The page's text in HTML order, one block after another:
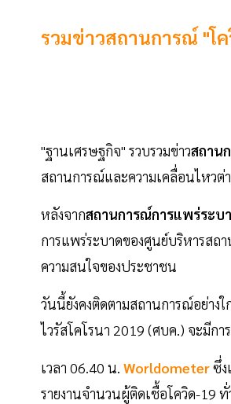
รวมข่าวสถานการณ์ "โ
"ฐานเศรษฐกิจ" รวบรวมข่าวสถาน
สถานการณ์และความเคลื่อนไหวต่
หลังจากสถานการณ์การแพร่ระบ
การแพร่ระบาดของศูนย์บริหารสถ
ความสนใจของประชาชน
วันนี้ยังคงติดตามสถานการณ์อย่าง
ไวรัสโคโรนา 2019 (ศบค.) จะมีก
เวลา 06.40 น. Worldometerซึ่
รายงานจำนวนผู้ติดเชื้อโควิด-19